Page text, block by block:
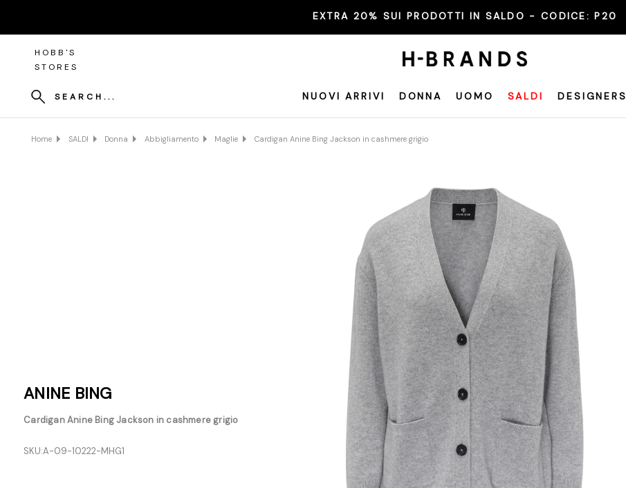
EXTRA 20% SUI PRODOTTI IN SALDO - CODICE:P20
HOBB'S
STORES
SEARCH... NUOVI ARRIVI DONNA UOMO SALDI DESIGNERS
Home SALDI Donna Abbigliamento Maglie Cardigan Anine Bing Jackson in cashmere grigio
ANINE BING
Cardigan Anine Bing Jackson in cashmere grigio
SKU:A-09-10222-MHG1